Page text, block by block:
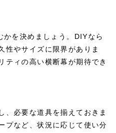
を決めましょう。DIYなら
性やサイズに限界がありま
ティの高い横断幕が期待でき
、必要な道具を揃えておきま
プなど、状況に応じて使い分